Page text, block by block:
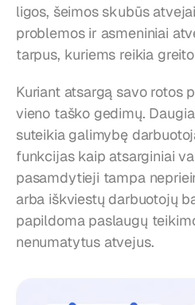
ligos, šeimos skubūs
problemos ir asmeniniai
tarpus, kuriems reikia
Kuriant atsargą savo rotos
vieno taško gedimų.
suteikia galimybę
funkcijas kaip atsarginiai
pasamdytieji tampa
arba iškviestų darbuotojų
papildoma paslaugų
nenumatytus atvejus.